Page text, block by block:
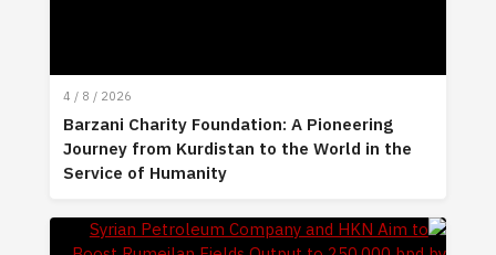
4 / 8 / 2026
Barzani Charity Foundation: A Pioneering
Journey from Kurdistan to the World in the
Service of Humanity